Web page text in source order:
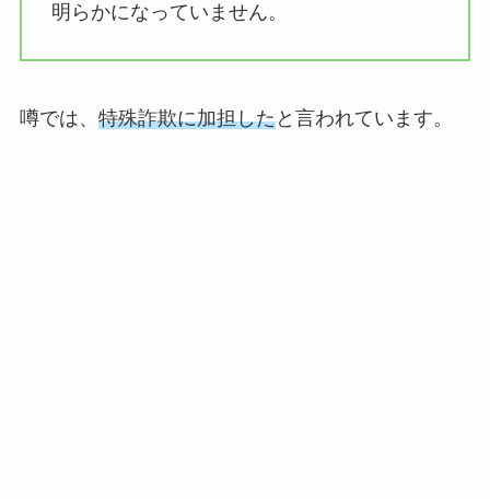
明らかになっていません。
噂では、 特殊詐欺に加担したと言われています。